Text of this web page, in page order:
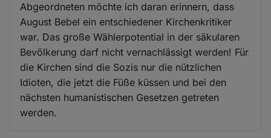
Abgeordneten möchte ich daran erinnern, dass
August Bebel ein entschiedener Kirchenkritiker
war. Das große Wählerpotential in der säkularen
Bevölkerung darf nicht vernachlässigt werden! Für
die Kirchen sind die Sozis nur die nützlichen
Idioten, die jetzt die Füße küssen und bei den
nächsten humanistischen Gesetzen getreten
werden.